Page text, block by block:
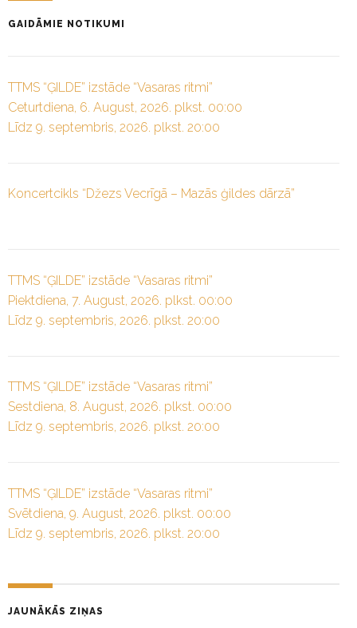
GAIDĀMIE NOTIKUMI
TTMS “ĢILDE” izstāde “Vasaras ritmi”
Ceturtdiena, 6. August, 2026. plkst. 00:00
Līdz 9. septembris, 2026. plkst. 20:00
Koncertcikls “Džezs Vecrīgā – Mazās ģildes dārzā”
TTMS “ĢILDE” izstāde “Vasaras ritmi”
Piektdiena, 7. August, 2026. plkst. 00:00
Līdz 9. septembris, 2026. plkst. 20:00
TTMS “ĢILDE” izstāde “Vasaras ritmi”
Sestdiena, 8. August, 2026. plkst. 00:00
Līdz 9. septembris, 2026. plkst. 20:00
TTMS “ĢILDE” izstāde “Vasaras ritmi”
Svētdiena, 9. August, 2026. plkst. 00:00
Līdz 9. septembris, 2026. plkst. 20:00
JAUNĀKĀS ZIŅAS